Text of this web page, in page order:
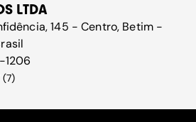
LTDA
145 - Centro, Betim -
1206
(7)